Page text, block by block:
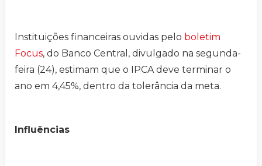
Instituições financeiras ouvidas pelo boletim
Focus, do Banco Central, divulgado na segunda-
feira (24), estimam que o IPCA deve terminar o
ano em 4,45%, dentro da tolerância da meta.
Influências